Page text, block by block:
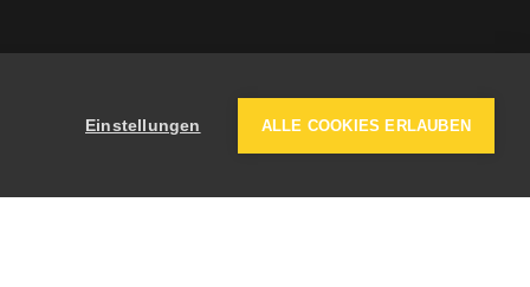
Einstellungen ALLE COOKIES ERLAUBEN